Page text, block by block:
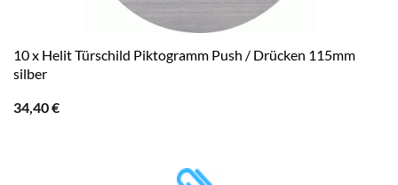
10 x Helit Türschild Piktogramm Push / Drücken 115mm
silber
34,40€